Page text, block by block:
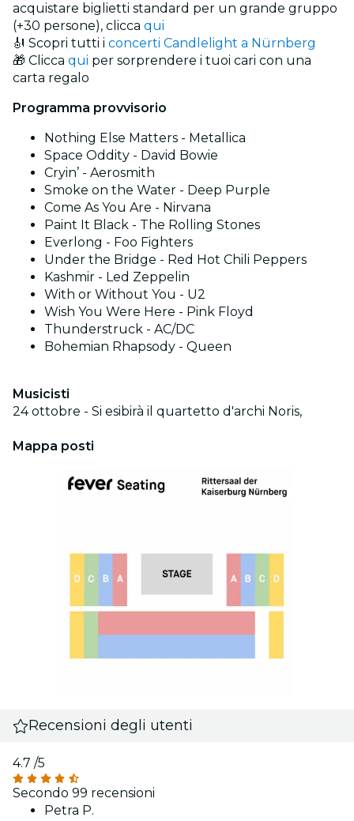
acquistare biglietti standard per un grande gruppo
(+30 persone), clicca qui
🎻 Scopri tutti i concerti Candlelight a Nürnberg
🎁 Clicca qui per sorprendere i tuoi cari con una
carta regalo
Programma provvisorio
Nothing Else Matters - Metallica
Space Oddity - David Bowie
Cryin’ - Aerosmith
Smoke on the Water - Deep Purple
Come As You Are - Nirvana
Paint It Black - The Rolling Stones
Everlong - Foo Fighters
Under the Bridge - Red Hot Chili Peppers
Kashmir - Led Zeppelin
With or Without You - U2
Wish You Were Here - Pink Floyd
Thunderstruck - AC/DC
Bohemian Rhapsody - Queen
Musicisti
24 ottobre - Si esibirà il quartetto d'archi Noris,
Mappa posti
Recensioni degli utenti
4.7 /5
Secondo 99 recensioni
Petra P.